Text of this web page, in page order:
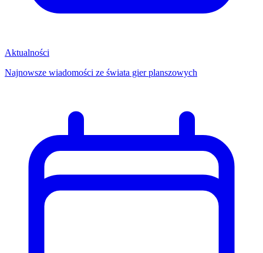
Aktualności
Najnowsze wiadomości ze świata gier planszowych